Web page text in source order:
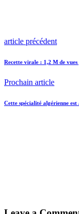
article précédent
Recette virale : 1,2 M de
Prochain article
Cette spécialité algérienne